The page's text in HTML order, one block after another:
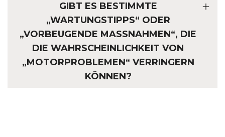
GIBT ES BESTIMMTE
„WARTUNGSTIPPS“ ODER
„VORBEUGENDE MASSNAHMEN“, DIE D
IE WAHRSCHEINLICHKEIT VON „
MOTORPROBLEMEN“ VERRINGERN K
ÖNNEN?